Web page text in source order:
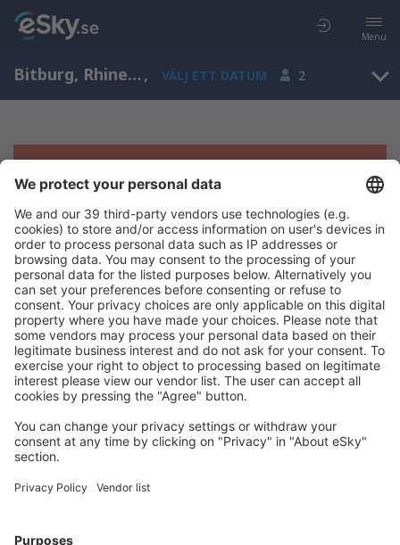
Menu
Bitburg, Rhineland-Palatinate, Tyskland , VÄLJ ETT DATUM 2
Tyvärr, inga resultat för denna sökning
Försök att söka med andra kriterier
Copyright © eSky.se. Alla rättigheter förbehålls.